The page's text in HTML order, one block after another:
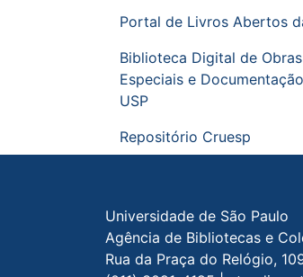
Portal de Livros Abertos
Biblioteca Digital de
Especiais e
USP
Repositório Cruesp
Rodapé do site
Universidade de São Paulo
Agência de Bibliotecas e
Rua da Praça do Relógio,